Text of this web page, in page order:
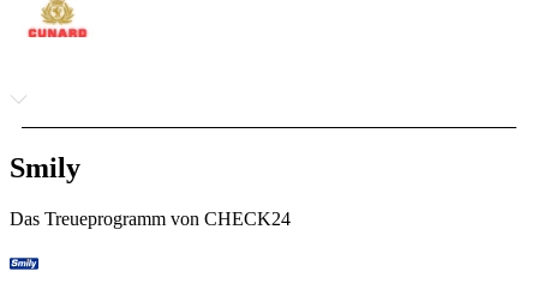
Smily
Das Treueprogramm von CHECK24